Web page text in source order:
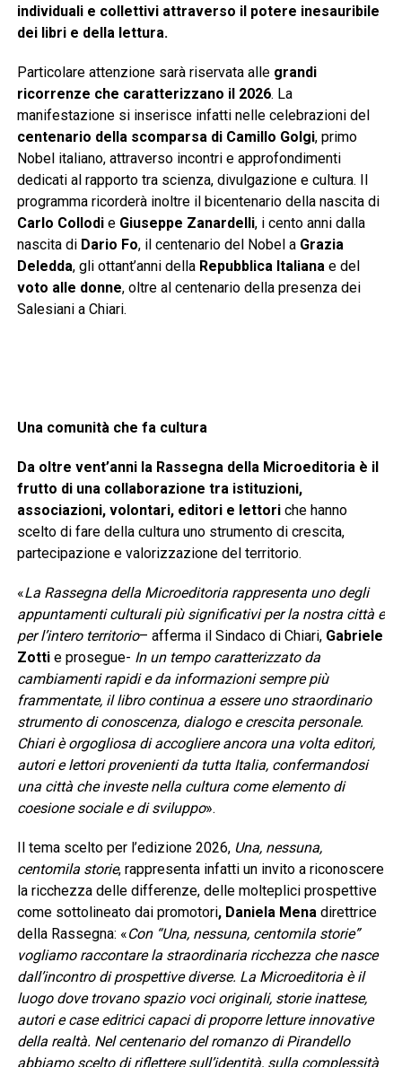
individuali e collettivi attraverso il potere inesauribile
dei libri e della lettura.
Particolare attenzione sarà riservata alle grandi
ricorrenze che caratterizzano il 2026. La
manifestazione si inserisce infatti nelle celebrazioni del
centenario della scomparsa di Camillo Golgi, primo
Nobel italiano, attraverso incontri e approfondimenti
dedicati al rapporto tra scienza, divulgazione e cultura. Il
programma ricorderà inoltre il bicentenario della nascita di
Carlo Collodie Giuseppe Zanardelli, i cento anni dalla
nascita di Dario Fo, il centenario del Nobel a Grazia
Deledda, gli ottant’anni della Repubblica Italianae del
voto alle donne, oltre al centenario della presenza dei
Salesiani a Chiari.
Una comunità che fa cultura
Da oltre vent’anni la Rassegna della Microeditoria è il
frutto di una collaborazione tra istituzioni,
associazioni, volontari, editori e lettoriche hanno
scelto di fare della cultura uno strumento di crescita,
partecipazione e valorizzazione del territorio.
«La Rassegna della Microeditoria rappresenta uno degli
appuntamenti culturali più significativi per la nostra città e
per l’intero territorio– afferma il Sindaco di Chiari, Gabriele
Zotti e prosegue- In un tempo caratterizzato da
cambiamenti rapidi e da informazioni sempre più
frammentate, il libro continua a essere uno straordinario
strumento di conoscenza, dialogo e crescita personale.
Chiari è orgogliosa di accogliere ancora una volta editori,
autori e lettori provenienti da tutta Italia, confermandosi
una città che investe nella cultura come elemento di
coesione sociale e di sviluppo».
Il tema scelto per l’edizione 2026, Una, nessuna,
centomila storie, rappresenta infatti un invito a riconoscere
la ricchezza delle differenze, delle molteplici prospettive
come sottolineato dai promotori, Daniela Menadirettrice
della Rassegna: «Con “Una, nessuna, centomila storie”
vogliamo raccontare la straordinaria ricchezza che nasce
dall’incontro di prospettive diverse. La Microeditoria è il
luogo dove trovano spazio voci originali, storie inattese,
autori e case editrici capaci di proporre letture innovative
della realtà. Nel centenario del romanzo di Pirandello
abbiamo scelto di riflettere sull’identità, sulla complessità